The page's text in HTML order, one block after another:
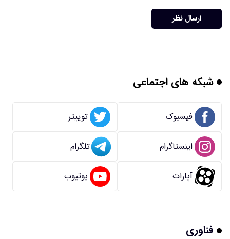
ارسال نظر
شبکه های اجتماعی
فیسبوک توییتر
اینستاگرام تلگرام
آپارات یوتیوب
فناوری